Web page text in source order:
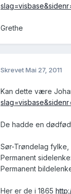
Grethe
SkrevetMai 27, 2011
Kan dette være
De hadde en
Sør-Trøndelag fylke,
Permanent sidelenke:
Permanent
Her er de i 1865